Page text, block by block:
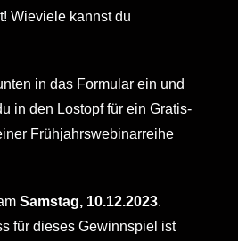
Wieviele kannst du
in das Formular ein und
in den Lostopf für ein Gratis-
Frühjahrswebinarreihe
Samstag, 10.12.2023.
für dieses Gewinnspiel ist